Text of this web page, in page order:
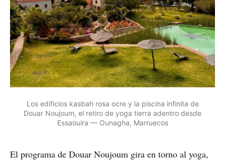
Los edificios kasbah rosa ocre y la piscina infinita de
Douar Noujoum, el retiro de yoga tierra adentro desde
Essaouira — Ounagha, Marruecos
El programa de Douar Noujoum gira en torno al yoga,